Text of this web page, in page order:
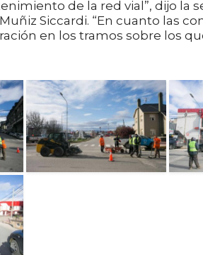
de la red vial”, dijo la
Siccardi. “En cuanto las
en los tramos sobre los